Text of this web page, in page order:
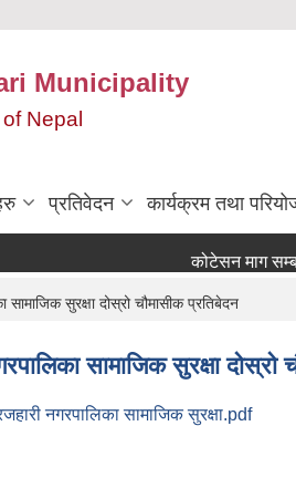
Municipality
Nepal
प्रतिवेदन कार्यक्रम तथा
कोटेसन माग सम्बन्धी
सुरक्षा दोस्रो चौमासीक प्रतिबेदन
सामाजिक सुरक्षा दोस्रो
नगरपालिका सामाजिक सुरक्षा.pdf